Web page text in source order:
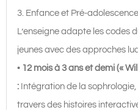
3. Enfance et Pré-adolescence
L’enseigne adapte les codes
jeunes avec des approches
• 12 mois à 3 ans et demi («
: Intégration de la
travers des histoires